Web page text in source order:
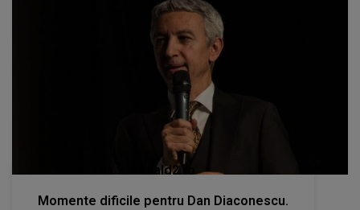
kanald2.ro
Momente dificile pentru Dan Diaconescu.